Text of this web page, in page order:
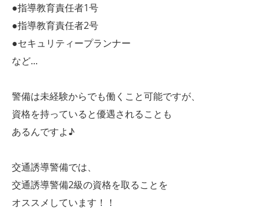
●指導教育責任者1号
●指導教育責任者2号
●セキュリティープランナー
など...
警備は未経験からでも働くこと可能ですが、
資格を持っていると優遇されることも
あるんですよ♪
交通誘導警備では、
交通誘導警備2級の資格を取ることを
オススメしています！！